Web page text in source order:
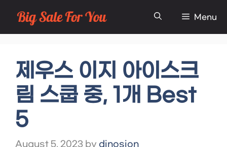
Skip
to
Menu
제우스 이지 아이스크
림 스쿱 중, 1개 Best
5
August 5, 2023 by dinosion